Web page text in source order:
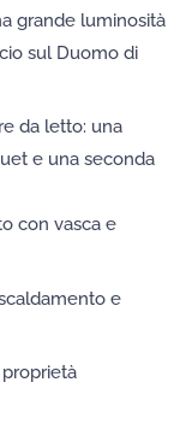
grande luminosità
sul Duomo di
da letto: una
e una seconda
con vasca e
e